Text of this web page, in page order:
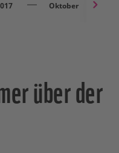
Oktober
über der